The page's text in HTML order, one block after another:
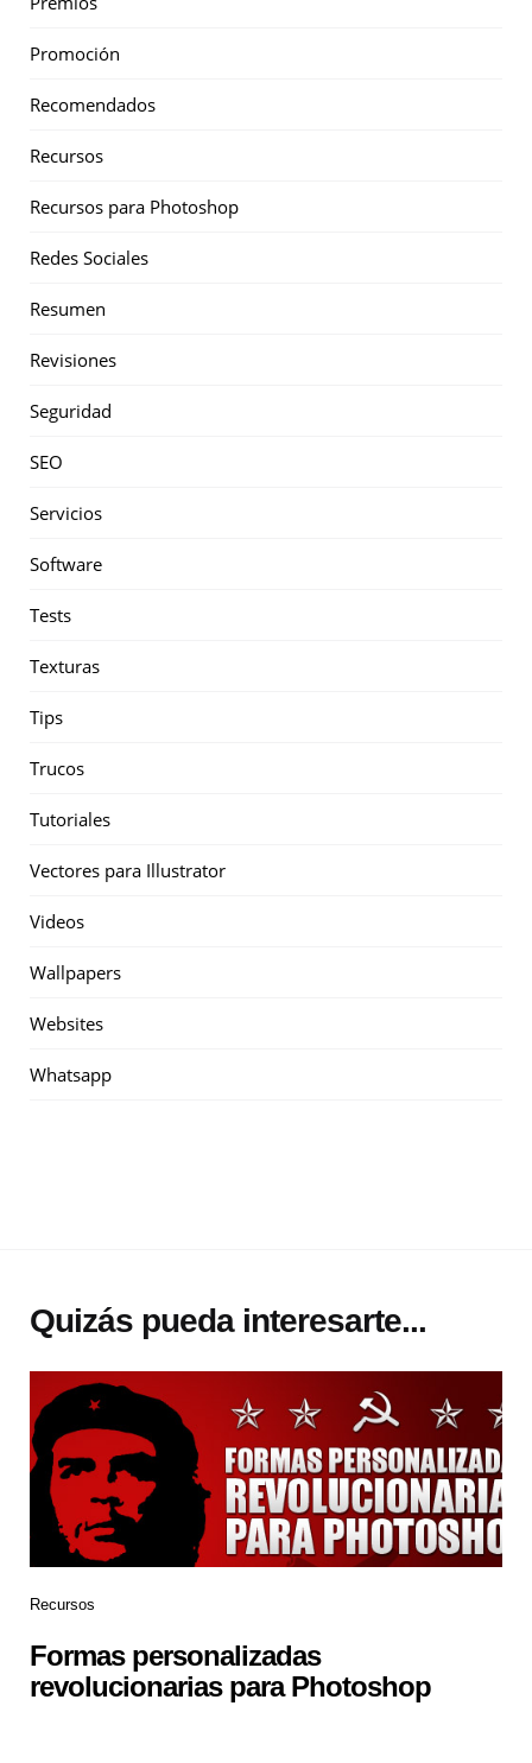
Promoción
Recomendados
Recursos
Recursos para Photoshop
Redes Sociales
Resumen
Revisiones
Seguridad
SEO
Servicios
Software
Tests
Texturas
Tips
Trucos
Tutoriales
Vectores para Illustrator
Videos
Wallpapers
Websites
Whatsapp
Quizás pueda interesarte...
Recursos
Formas personalizadas
revolucionarias para Photoshop